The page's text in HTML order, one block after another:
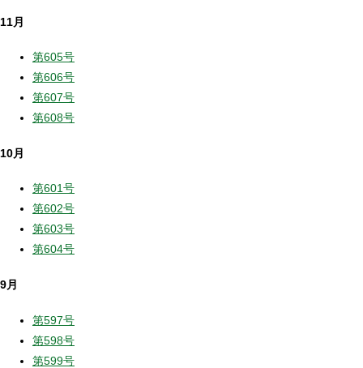
11月
第605号
第606号
第607号
第608号
10月
第601号
第602号
第603号
第604号
9月
第597号
第598号
第599号